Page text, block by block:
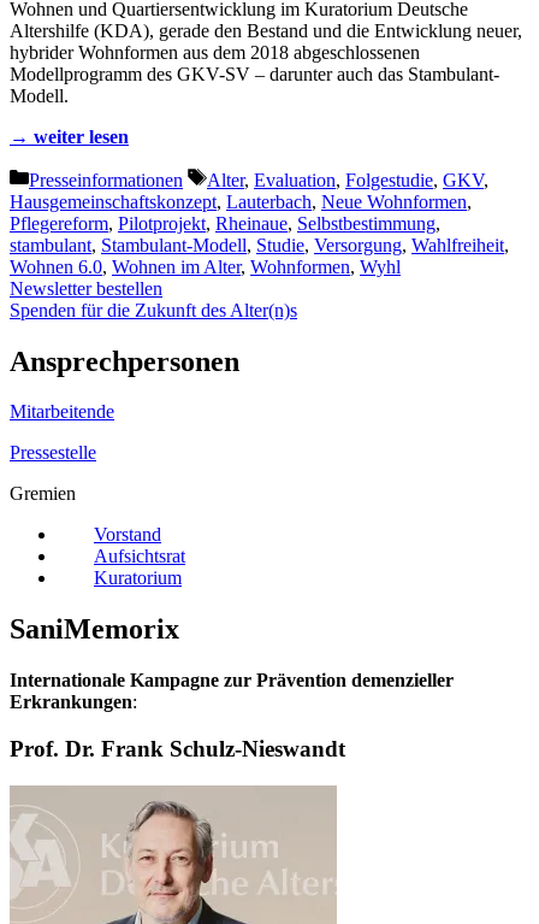
Wohnen und Quartiersentwicklung im Kuratorium Deutsche
Altershilfe (KDA), gerade den Bestand und die Entwicklung neuer,
hybrider Wohnformen aus dem 2018 abgeschlossenen
Modellprogramm des GKV-SV – darunter auch das Stambulant-
Modell.
→ weiter lesen
Kategorien
Presseinformationen Schlagwörter
Alter, Evaluation, Folgestudie, GKV,
Hausgemeinschaftskonzept, Lauterbach, Neue Wohnformen,
Pflegereform, Pilotprojekt, Rheinaue, Selbstbestimmung,
stambulant, Stambulant-Modell, Studie, Versorgung, Wahlfreiheit,
Wohnen 6.0, Wohnen im Alter, Wohnformen, Wyhl
Newsletter bestellen
Spenden für die Zukunft des Alter(n)s
Ansprechpersonen
Mitarbeitende
Pressestelle
Gremien
Vorstand
Aufsichtsrat
Kuratorium
SaniMemorix
Internationale Kampagne zur Prävention demenzieller
Erkrankungen:
Prof. Dr. Frank Schulz-Nieswandt